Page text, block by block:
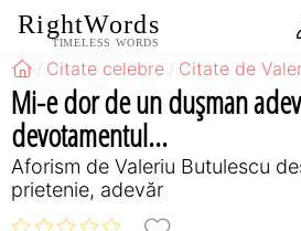
RightWords
TIMELESS WORDS
Citate celebre Citate de
Mi-e dor de un dușman
devotamentul...
Aforism de Valeriu Butulescu
prietenie, adevăr